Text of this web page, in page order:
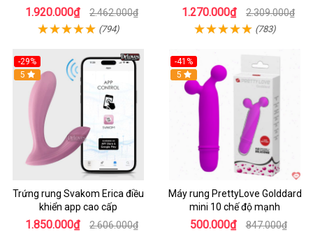
1.920.000₫ 2.462.000₫
(794)
1.270.000₫ 2.309.000₫
(783)
-29%
Hot
5
Trứng rung Svakom Erica điều
khiển app cao cấp
1.850.000₫ 2.606.000₫
-41%
Hot
5
Máy rung PrettyLove Golddard
mini 10 chế độ mạnh
500.000₫ 847.000₫